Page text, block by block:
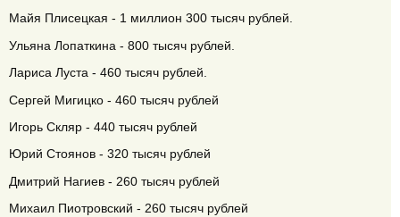
Майя Плисецкая - 1 миллион 300 тысяч рублей.
Ульяна Лопаткина - 800 тысяч рублей.
Лариса Луста - 460 тысяч рублей.
Сергей Мигицко - 460 тысяч рублей
Игорь Скляр - 440 тысяч рублей
Юрий Стоянов - 320 тысяч рублей
Дмитрий Нагиев - 260 тысяч рублей
Михаил Пиотровский - 260 тысяч рублей